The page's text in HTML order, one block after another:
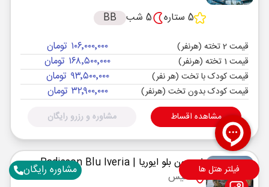
فیلتر هتل ها
5 ستاره
5 شب BB
قیمت 2 تخته (هرنفر) ۱۰۶٬۰۰۰٬۰۰۰ تومان
قیمت 1 تخته (هرنفر) ۱۶۸٬۵۰۰٬۰۰۰ تومان
قیمت کودک با تخت (هر نفر) ۹۳٬۵۰۰٬۰۰۰ تومان
قیمت کودک بدون تخت (هرنفر) ۳۲٬۹۰۰٬۰۰۰ تومان
مشاهده اقساط مشاوره و رزرو رایگان
رادیسون بلو ایوریا | Radisson Blu Iveria
تفلیس
مشاوره رایگان